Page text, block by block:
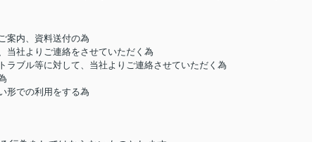
案内、資料送付の為
当社よりご連絡をさせていただく為
ブル等に対して、当社よりご連絡させていただく為
形での利用をする為